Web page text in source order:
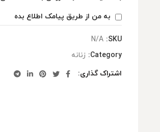
به من از طریق پیامک اطلاع بده
SKU:
N/A
Category: زنانه
اشتراک گذاری